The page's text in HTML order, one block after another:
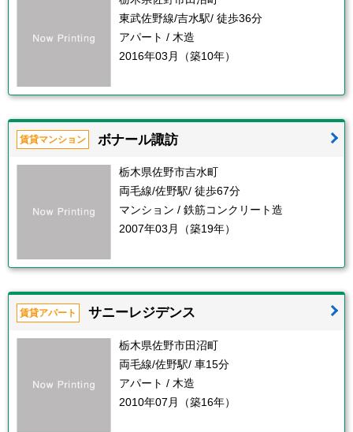
東武佐野線/吉水駅/ 徒歩36分
アパート / 木造
2016年03月（築10年）
賃貸マンション ボナール諏訪
栃木県佐野市吉水町
両毛線/佐野駅/ 徒歩67分
マンション / 鉄筋コンクリート造
2007年03月（築19年）
賃貸アパート サニーレジデンス
栃木県佐野市田沼町
両毛線/佐野駅/ 車15分
アパート / 木造
2010年07月（築16年）